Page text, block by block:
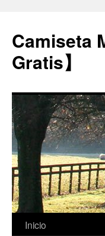
Camiseta
Gratis】
Saltar
Inicio